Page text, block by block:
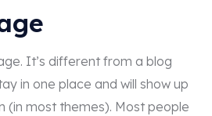
It’s different from a blog
in one place and will show up
(in most themes). Most people